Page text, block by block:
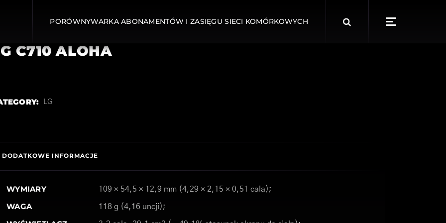
PORÓWNYWARKA ABONAMENTÓW I ZASIĘGU SIECI KOMÓRKOWYCH
for:
C710 ALOHA
LG
DODATKOWE INFORMACJE
WYMIARY 109 × 54,5 × 12,9 mm (4,29 × 2,15 × 0,51 cala);
WAGA 118 g (4,16 uncji);